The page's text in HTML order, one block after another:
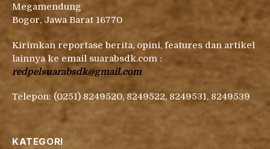
Megamendung
Bogor, Jawa Barat 16770
Kirimkan reportase berita, opini, features dan artikel
lainnya ke email suarabsdk.com :
redpelsuarabsdk@gmail.com
Telepon: (0251) 8249520, 8249522, 8249531, 8249539
KATEGORI